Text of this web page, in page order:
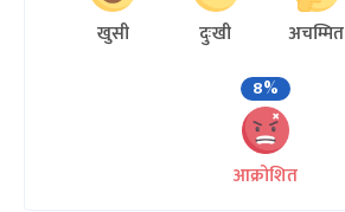
खुसी दुःखी अचम्मित
8%
आक्रोशित